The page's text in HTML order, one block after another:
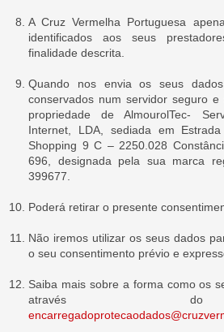
A Cruz Vermelha Portuguesa
identificados aos seus
finalidade descrita.
Quando nos envia os seus
conservados num servidor seguro e
propriedade de AlmourolTec-
Internet, LDA, sediada em
Shopping 9 C – 2250.028
696, designada pela sua marca
399677.
Poderá retirar o presente
Não iremos utilizar os seus dados
o seu consentimento prévio e
Saiba mais sobre a forma como os
através